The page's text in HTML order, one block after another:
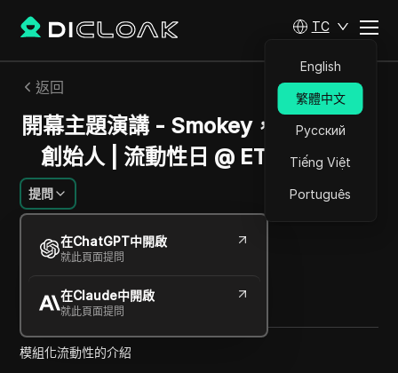
TC
English
繁體中文
Русский
Tiếng Việt
Português
返回
開幕主題演講 - Smokey，Berachain
創始人 | 流動性日 @ ETHDenver
提問
在ChatGPT中開啟
就此頁面提問
在Claude中開啟
就此頁面提問
阿列克謝·索羅金
2025年1月 1 分鐘 閱讀
Copy Link
模組化流動性的介紹